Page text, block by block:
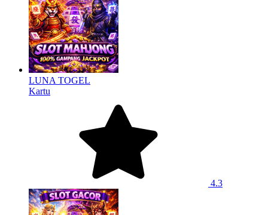
LUNA TOGEL
Kartu
4.3